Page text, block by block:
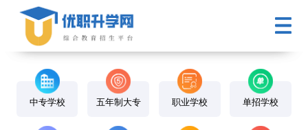
中专学校 五年制大专 职业学校 单招学校